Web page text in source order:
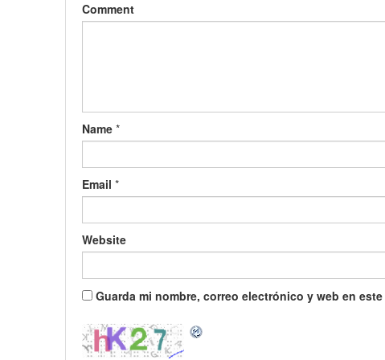
Comment
Name *
Email *
Website
Guarda mi nombre, correo electrónico y web en